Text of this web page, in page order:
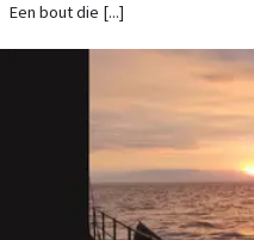
Een bout die [...]